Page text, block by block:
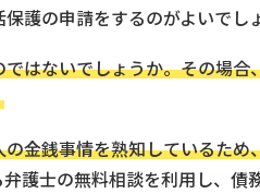
護の申請をするのがよいでし
はないでしょうか。その場合
金銭事情を熟知しているため
護士の無料相談を利用し、債